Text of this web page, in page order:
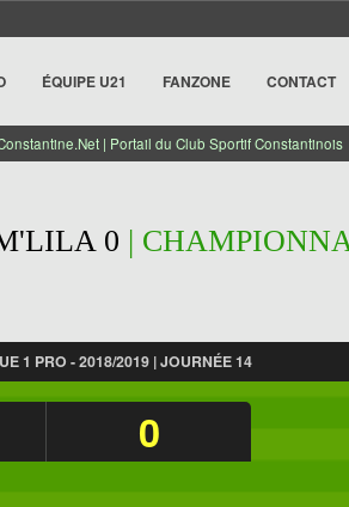
ÉQUIPE U21 FANZONE CONTACT
| Portail du Club Sportif Constantinois
0 |
1 PRO - 2018/2019 | JOURNÉE 14
0